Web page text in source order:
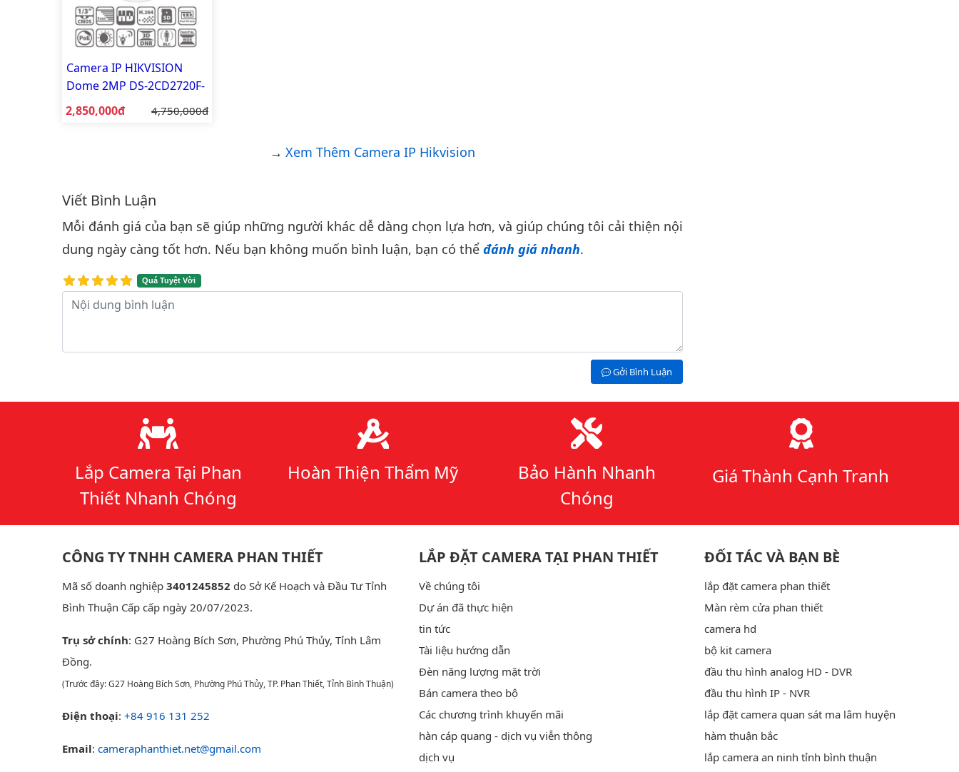
Camera IP HIKVISION
Dome 2MP DS-2CD2720F-
I
Giá bán:
2,850,000đ Giá gốc:
4,750,000đ
Xem Thêm Camera IP Hikvision
Bình luận & Đánh giá
Viết Bình Luận
Mỗi đánh giá của bạn sẽ giúp những người khác dễ dàng chọn lựa hơn, và giúp chúng tôi cải thiện nội
dung ngày càng tốt hơn. Nếu bạn không muốn bình luận, bạn có thể đánh giá nhanh.
Quá Tuyệt Vời
Nội dung bình luận
Gởi Bình Luận
Lý do chọn chúng tôi
Lắp Camera Tại Phan
Thiết Nhanh Chóng
Hoàn Thiện Thẩm Mỹ
Bảo Hành Nhanh
Chóng
Giá Thành Cạnh Tranh
CÔNG TY TNHH CAMERA PHAN THIẾT
Mã số doanh nghiệp 3401245852 do Sở Kế Hoạch và Đầu Tư Tỉnh
Bình Thuận Cấp cấp ngày 20/07/2023.
Trụ sở chính: G27 Hoàng Bích Sơn, Phường Phú Thủy, Tỉnh Lâm
Đồng.
(Trước đây: G27 Hoàng Bích Sơn, Phường Phú Thủy, TP. Phan Thiết, Tỉnh Bình Thuận)
Điện thoại: +84 916 131 252
Email: cameraphanthiet.net@gmail.com
LẮP ĐẶT CAMERA TẠI PHAN THIẾT
Về chúng tôi
Dự án đã thực hiện
tin tức
Tài liệu hướng dẫn
Đèn năng lượng mặt trời
Bán camera theo bộ
Các chương trình khuyến mãi
hàn cáp quang - dịch vụ viễn thông
dịch vụ
ĐỐI TÁC VÀ BẠN BÈ
lắp đặt camera phan thiết
Màn rèm cửa phan thiết
camera hd
bộ kit camera
đầu thu hình analog HD - DVR
đầu thu hình IP - NVR
lắp đặt camera quan sát ma lâm huyện
hàm thuận bắc
lắp camera an ninh tỉnh bình thuận